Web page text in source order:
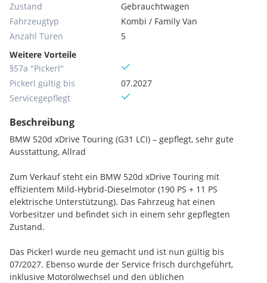
Zustand
Gebrauchtwagen
Fahrzeugtyp
Kombi / Family Van
Anzahl Türen
5
Weitere Vorteile
§57a "Pickerl"
Pickerl gültig bis
07.2027
Servicegepflegt
Beschreibung
BMW 520d xDrive Touring (G31 LCI) – gepflegt, sehr gute
Ausstattung, Allrad
Zum Verkauf steht ein BMW 520d xDrive Touring mit
effizientem Mild-Hybrid-Dieselmotor (190 PS + 11 PS
elektrische Unterstützung). Das Fahrzeug hat einen
Vorbesitzer und befindet sich in einem sehr gepflegten
Zustand.
Das Pickerl wurde neu gemacht und ist nun gültig bis
07/2027. Ebenso wurde der Service frisch durchgeführt,
inklusive Motorölwechsel und den üblichen